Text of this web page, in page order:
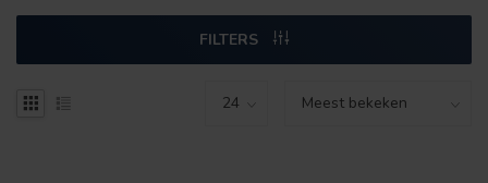
FILTERS